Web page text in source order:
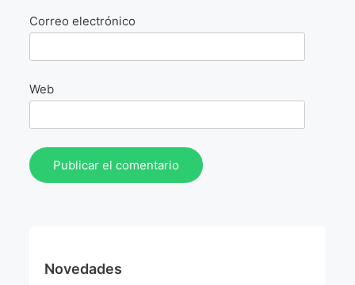
Correo electrónico
Web
Novedades